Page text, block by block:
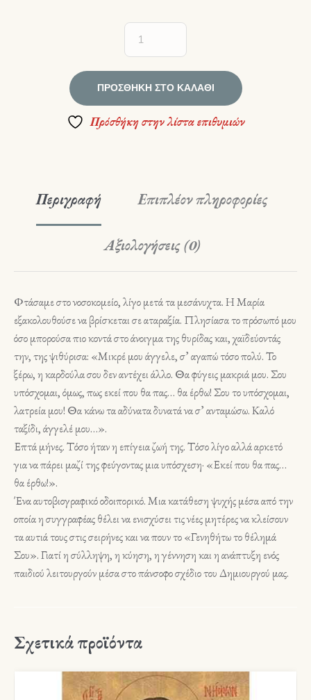
ΠΡΟΣΘΉΚΗ ΣΤΟ ΚΑΛΆΘΙ
Πρόσθήκη στην λίστα επιθυμιών
Περιγραφή Επιπλέον πληροφορίες
Αξιολογήσεις (0)
Φτάσαμε στο νοσοκομείο, λίγο μετά τα μεσάνυχτα. Η Μαρία
εξακολουθούσε να βρίσκεται σε αταραξία. Πλησίασα το πρόσωπό μου
όσο μπορούσα πιο κοντά στο άνοιγμα της θυρίδας και, χαϊδεύοντάς
την, της ψιθύρισα: «Μικρέ μου άγγελε, σ’ αγαπώ τόσο πολύ. Το
ξέρω, η καρδούλα σου δεν αντέχει άλλο. Θα φύγεις μακριά μου. Σου
υπόσχομαι, όμως, πως εκεί που θα πας… θα έρθω! Σου το υπόσχομαι,
λατρεία μου! Θα κάνω τα αδύνατα δυνατά να σ’ ανταμώσω. Καλό
ταξίδι, άγγελέ μου…».
Επτά μήνες. Τόσο ήταν η επίγεια ζωή της. Τόσο λίγο αλλά αρκετό
για να πάρει μαζί της φεύγοντας μια υπόσχεση· «Εκεί που θα πας…
θα έρθω!».
Ένα αυτοβιογραφικό οδοιπορικό. Μια κατάθεση ψυχής μέσα από την
οποία η συγγραφέας θέλει να ενισχύσει τις νέες μητέρες να κλείσουν
τα αυτιά τους στις σειρήνες και να πουν το «Γενηθήτω το θέλημά
Σου». Γιατί η σύλληψη, η κύηση, η γέννηση και η ανάπτυξη ενός
παιδιού λειτουργούν μέσα στο πάνσοφο σχέδιο του Δημιουργού μας.
Σχετικά προϊόντα